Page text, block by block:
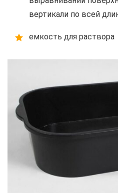
вертикали по всей
емкость для раствора